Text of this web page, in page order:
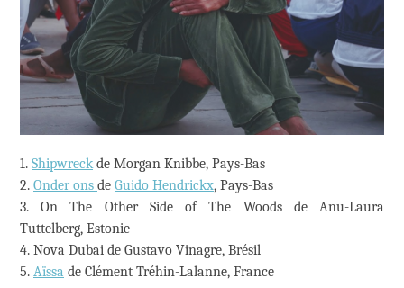
1. Shipwreckde Morgan Knibbe, Pays-Bas
2. Onder ons de Guido Hendrickx, Pays-Bas
3. On The Other Side of The Woods de Anu-Laura
Tuttelberg, Estonie
4. Nova Dubai de Gustavo Vinagre, Brésil
5. Aïssa de Clément Tréhin-Lalanne, France